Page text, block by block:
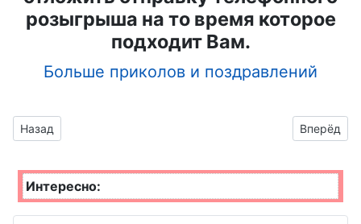
розыгрыша на то время которое
подходит Вам.
Больше приколов и поздравлений
Предыдущий материал: Анимашки с шариками ко дню
Назад Вперёд
Интересно: